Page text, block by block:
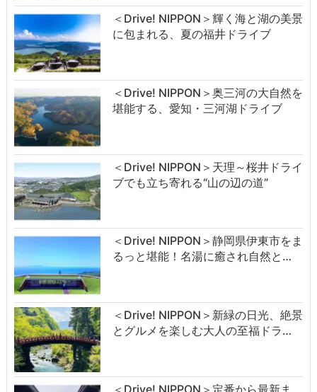
＜Drive! NIPPON＞輝く海と湖の美景
に包まれる、夏の福井ドライブ
＜Drive! NIPPON＞奥三河の大自然を
堪能する、愛知・三河湖ドライブ
＜Drive! NIPPON＞天理～桜井ドライ
ブでも立ち寄れる“山の辺の道”
＜Drive! NIPPON＞静岡県伊東市をま
るっと堪能！名湯に癒され自然と…
＜Drive! NIPPON＞新緑の日光、絶景
とグルメを楽しむ大人の至福ドラ…